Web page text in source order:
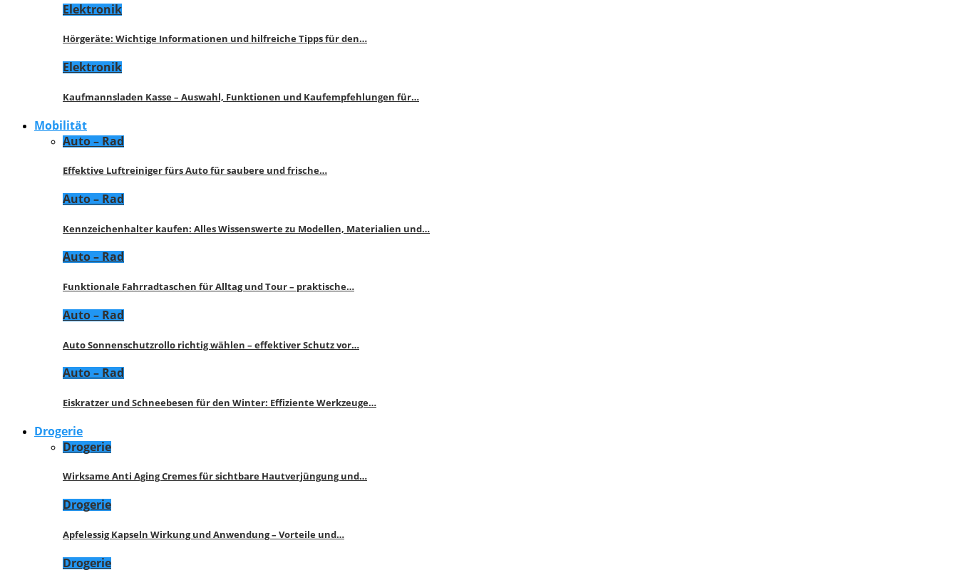
Elektronik
Hörgeräte: Wichtige Informationen und hilfreiche Tipps für den…
Elektronik
Kaufmannsladen Kasse – Auswahl, Funktionen und Kaufempfehlungen für…
Mobilität
Auto – Rad
Effektive Luftreiniger fürs Auto für saubere und frische…
Auto – Rad
Kennzeichenhalter kaufen: Alles Wissenswerte zu Modellen, Materialien und…
Auto – Rad
Funktionale Fahrradtaschen für Alltag und Tour – praktische…
Auto – Rad
Auto Sonnenschutzrollo richtig wählen – effektiver Schutz vor…
Auto – Rad
Eiskratzer und Schneebesen für den Winter: Effiziente Werkzeuge…
Drogerie
Drogerie
Wirksame Anti Aging Cremes für sichtbare Hautverjüngung und…
Drogerie
Apfelessig Kapseln Wirkung und Anwendung – Vorteile und…
Drogerie